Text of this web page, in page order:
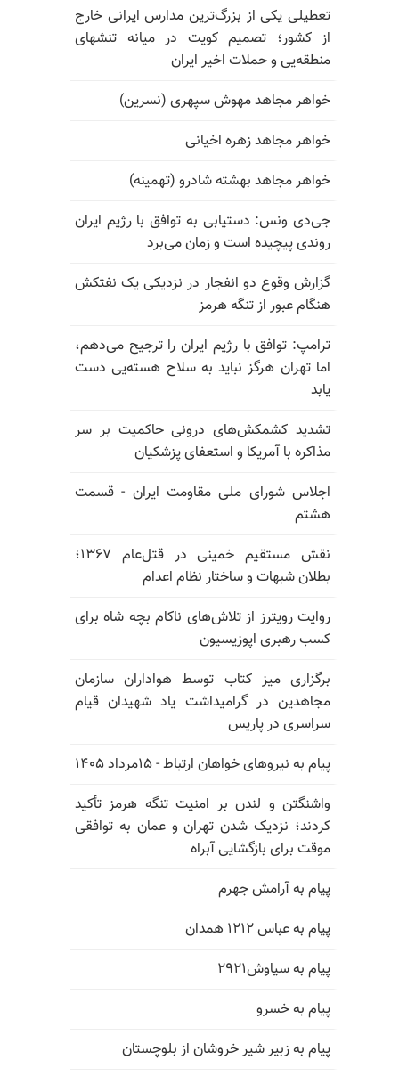
تعطیلی یکی از بزرگ‌ترین مدارس ایرانی خارج
از کشور؛ تصمیم کویت در میانه تنشهای
منطقه‌یی و حملات اخیر ایران
خواهر مجاهد مهوش سپهری (نسرین)
خواهر مجاهد زهره اخیانی
خواهر مجاهد بهشته شادرو (تهمینه)
جی‌دی ونس: دستیابی به توافق با رژیم ایران
روندی پیچیده است و زمان می‌برد
گزارش وقوع دو انفجار در نزدیکی یک نفتکش
هنگام عبور از تنگه هرمز
ترامپ: توافق با رژیم ایران را ترجیح می‌دهم،
اما تهران هرگز نباید به سلاح هسته‌یی دست
یابد
تشدید کشمکش‌های درونی حاکمیت بر سر
مذاکره با آمریکا و استعفای پزشکیان
اجلاس شورای ملی مقاومت ایران - قسمت
هشتم
نقش مستقیم خمینی در قتل‌عام ۱۳۶۷؛
بطلان شبهات و ساختار نظام اعدام
روایت رویترز از تلاش‌های ناکام بچه شاه برای
کسب رهبری اپوزیسیون
برگزاری میز کتاب توسط هواداران سازمان
مجاهدین در گرامیداشت یاد شهیدان قیام
سراسری در پاریس
پیام به نیروهای خواهان ارتباط - ۱۵مرداد ۱۴۰۵
واشنگتن و لندن بر امنیت تنگه هرمز تأکید
کردند؛ نزدیک شدن تهران و عمان به توافقی
موقت برای بازگشایی آبراه
پیام به آرامش جهرم
پیام به عباس ۱۲۱۲ همدان
پیام به سیاوش۲۹۲۱
پیام به خسرو
پیام به زبیر شیر خروشان از بلوچستان